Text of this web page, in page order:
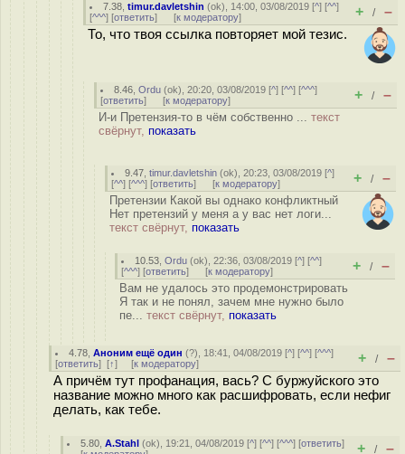
7.38 ,timur.davletshin (ok), 14:00, 03/08/2019 [^] [^^]
[^^^] [ответить] [к модератору] + / –
То, что твоя ссылка повторяет мой тезис.
8.46 ,Ordu (ok), 20:20, 03/08/2019 [^] [^^] [^^^]
[ответить] [к модератору] + / –
И-и Претензия-то в чём собственно ... текст
свёрнут, показать
9.47 ,timur.davletshin (ok), 20:23, 03/08/2019 [^]
[^^] [^^^] [ответить] [к модератору] + / –
Претензии Какой вы однако конфликтный
Нет претензий у меня а у вас нет логи...
текст свёрнут, показать
10.53 ,Ordu (ok), 22:36, 03/08/2019 [^] [^^]
[^^^] [ответить] [к модератору] + / –
Вам не удалось это продемонстрировать
Я так и не понял, зачем мне нужно было
пе... текст свёрнут, показать
4.78 ,Аноним ещё один (?), 18:41, 04/08/2019 [^] [^^] [^^^]
[ответить] [↑] [к модератору] + / –
А причём тут профанация, вась? С буржуйского это
название можно много как расшифровать, если нефиг
делать, как тебе.
5.80 ,A.Stahl (ok), 19:21, 04/08/2019 [^] [^^] [^^^] [ответить]
+ / –